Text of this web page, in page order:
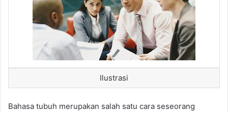
Ilustrasi
Bahasa tubuh merupakan salah satu cara seseorang